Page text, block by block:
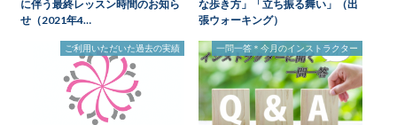
に伴う最終レッスン時間のお知ら
せ（2021年4…
な歩き方」「立ち振る舞い」（出
張ウォーキング）
ご利用いただいた過去の実績 一問一答＊今月のインストラクター